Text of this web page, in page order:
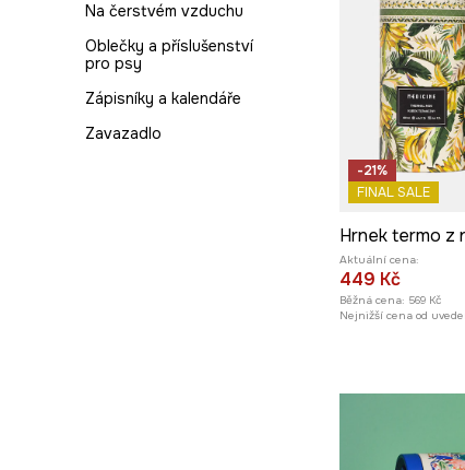
Na čerstvém vzduchu
Oblečky a příslušenství
pro psy
Zápisníky a kalendáře
Zavazadlo
-21%
FINAL SALE
Aktuální cena:
449 Kč
Běžná cena: 569 Kč
Nejnižší cena od